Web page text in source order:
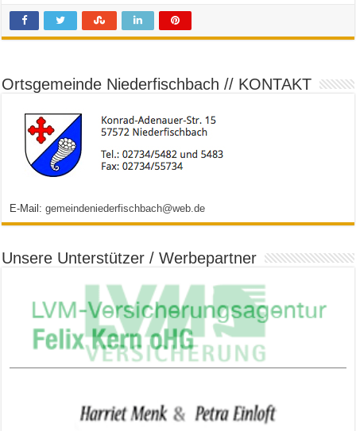
Ortsgemeinde Niederfischbach // KONTAKT
E-Mail:gemeindeniederfischbach@web.de
Unsere Unterstützer / Werbepartner